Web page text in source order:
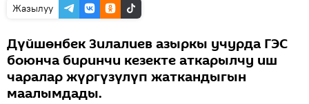
Жазылуу
Дүйшөнбек Зилалиев азыркы учурда ГЭС
боюнча биринчи кезекте аткарылчу иш
чаралар жүргүзүлүп жаткандыгын
маалымдады.